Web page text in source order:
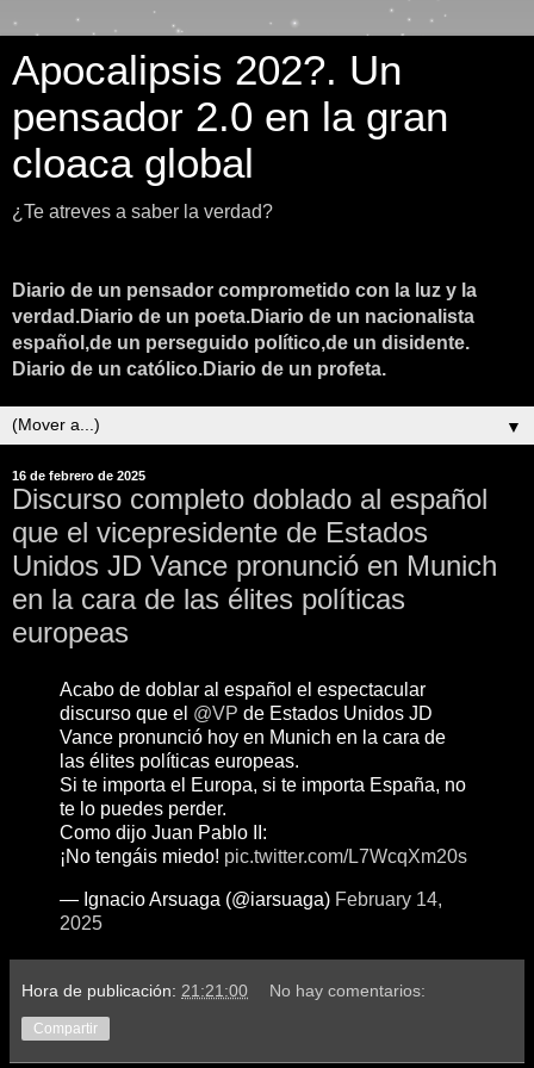
Apocalipsis 202?. Un
pensador 2.0 en la gran
cloaca global
¿Te atreves a saber la verdad?
Diario de un pensador comprometido con la luz y la
verdad.Diario de un poeta.Diario de un nacionalista
español,de un perseguido político,de un disidente.
Diario de un católico.Diario de un profeta.
▼
16 de febrero de 2025
Discurso completo doblado al español
que el vicepresidente de Estados
Unidos JD Vance pronunció en Munich
en la cara de las élites políticas
europeas
Acabo de doblar al español el espectacular
discurso que el @VP de Estados Unidos JD
Vance pronunció hoy en Munich en la cara de
las élites políticas europeas.
Si te importa el Europa, si te importa España, no
te lo puedes perder.
Como dijo Juan Pablo II:
¡No tengáis miedo! pic.twitter.com/L7WcqXm20s
— Ignacio Arsuaga (@iarsuaga) February 14,
2025
Hora de publicación: 21:21:00 No hay comentarios:
Compartir